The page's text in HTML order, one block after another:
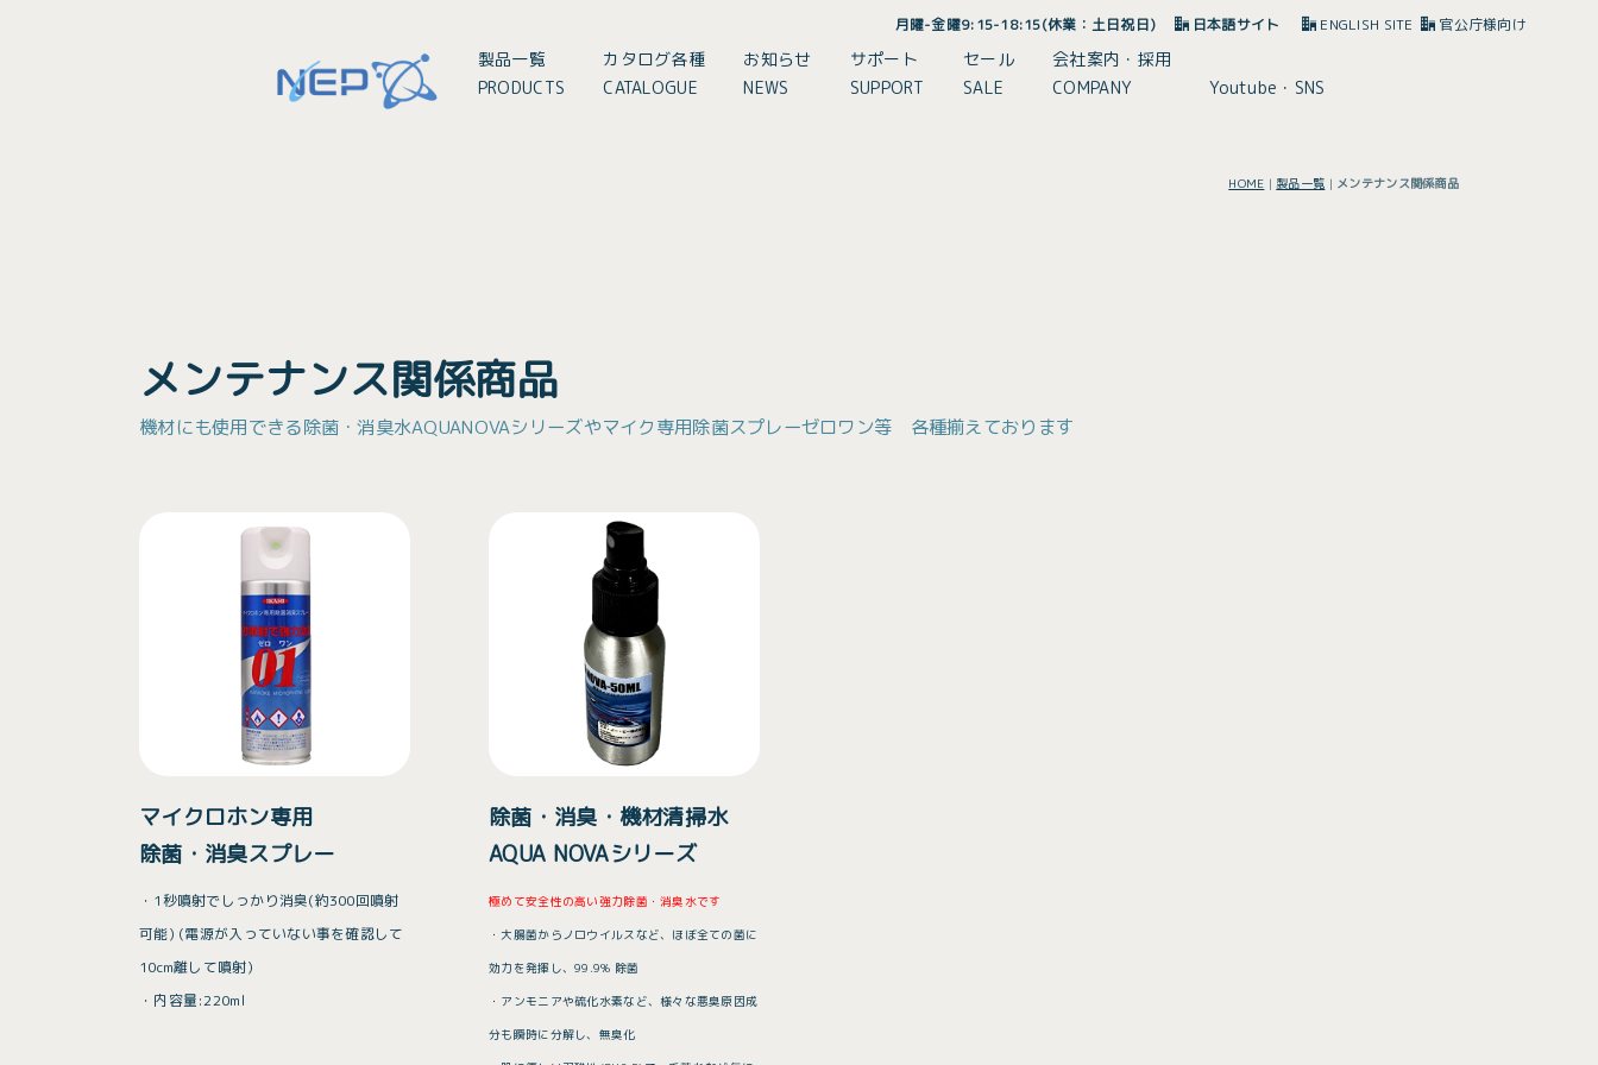
月曜-金曜9:15-18:15(休業：土日祝日) 日本語サイト ENGLISH SITE 官公庁様向け
製品一覧
PRODUCTS
カタログ各種
CATALOGUE
お知らせ
NEWS
サポート
SUPPORT
セール
SALE
会社案内・採用
COMPANY
Youtube・SNS
HOME |製品一覧 | メンテナンス関係商品
メンテナンス関係商品
機材にも使用できる除菌・消臭水AQUANOVAシリーズやマイク専用除菌スプレーゼロワン等 各種揃えております
マイクロホン専用
除菌・消臭スプレー
・1秒噴射でしっかり消臭(約300回噴射
可能) (電源が入っていない事を確認して
10cm離して噴射)
・内容量:220ml
除菌・消臭・機材清掃水
AQUA NOVAシリーズ
極めて安全性の高い強力除菌・消臭水です
・大腸菌からノロウイルスなど、ほぼ全ての菌に
効力を発揮し、99.9% 除菌
・アンモニアや硫化水素など、様々な悪臭原因成
分も瞬時に分解し、無臭化